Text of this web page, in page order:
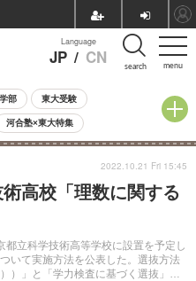
menu
Language
JP / CN search
部 東大受験
河合塾×東大特集
学受験 小学校受験
問 人気記事
高校「理数に関する
立科学技術高等学校に設置を予定し
いて実施方法を公表した。選抜方法
）」と「学力検査に基づく選抜」の2
2022.10.21 Fri 15:45